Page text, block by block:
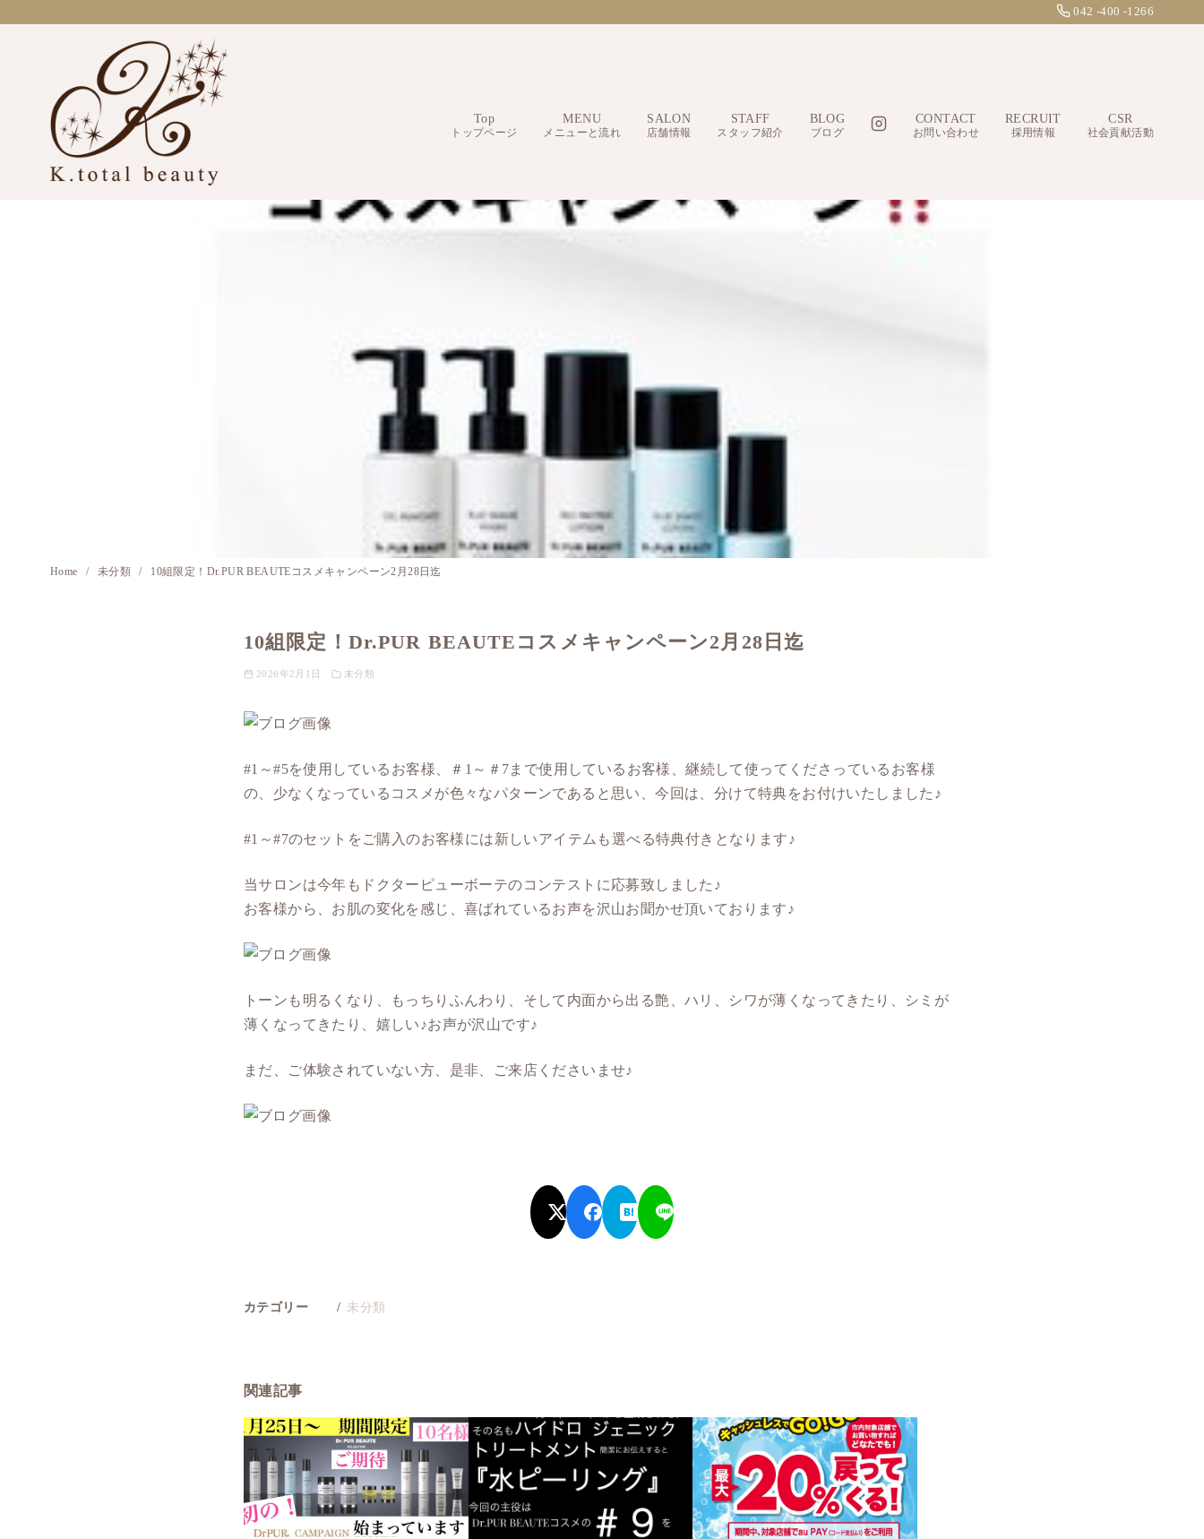
042 -400 -1266
Top
トップページ
MENU
メニューと流れ
SALON
店舗情報
STAFF
スタッフ紹介
BLOG
ブログ
CONTACT
お問い合わせ
RECRUIT
採用情報
CSR
社会貢献活動
Home 未分類 10組限定！Dr.PUR BEAUTEコスメキャンペーン2月28日迄
10組限定！Dr.PUR BEAUTEコスメキャンペーン2月28日迄
2026年2月1日 未分類
#1～#5を使用しているお客様、＃1～＃7まで使用しているお客様、継続して使ってくださっているお客様
の、少なくなっているコスメが色々なパターンであると思い、今回は、分けて特典をお付けいたしました♪
#1～#7のセットをご購入のお客様には新しいアイテムも選べる特典付きとなります♪
当サロンは今年もドクターピューボーテのコンテストに応募致しました♪
お客様から、お肌の変化を感じ、喜ばれているお声を沢山お聞かせ頂いております♪
トーンも明るくなり、もっちりふんわり、そして内面から出る艶、ハリ、シワが薄くなってきたり、シミが
薄くなってきたり、嬉しい♪お声が沢山です♪
まだ、ご体験されていない方、是非、ご来店くださいませ♪
カテゴリー 未分類
関連記事